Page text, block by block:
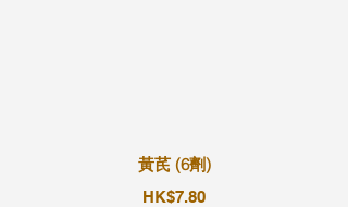
黃芪 (6劑)
HK$7.80